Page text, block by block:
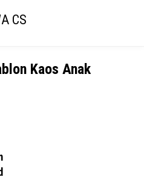
CS
Kaos Anak